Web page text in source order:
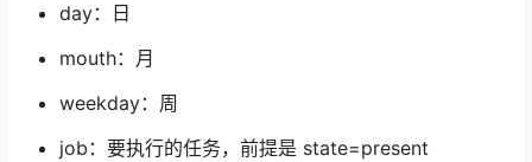
day：日
mouth：月
weekday：周
job：要执行的任务，前提是 state=present